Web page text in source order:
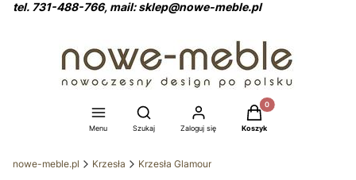
tel. 731-488-766, mail: sklep@nowe-meble.pl
Menu
Otwórz wyszukiwarkę
Szukaj Zaloguj się
Produkty w koszyku:
Koszyk
nowe-meble.pl Krzesła Krzesła Glamour